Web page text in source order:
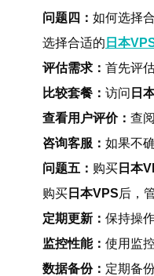
问题四： 如何选择
选择合适的 日本
评估需求： 首先评
比较套餐： 访问 日
查看用户评价： 查
咨询客服： 如果不
问题五： 购买 日本
购买 日本VPS后，
定期更新： 保持操
监控性能： 使用监
数据备份： 定期备